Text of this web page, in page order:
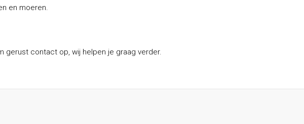
en moeren.
gerust contact op, wij helpen je graag verder.